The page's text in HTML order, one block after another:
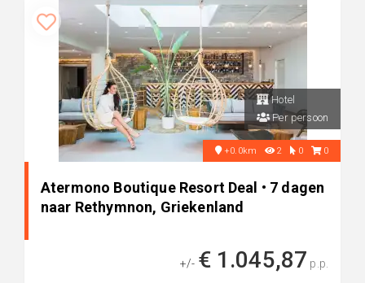
Hotel
Per persoon
+0.0km 2 0 0
Atermono Boutique Resort Deal • 7 dagen
naar Rethymnon, Griekenland
+/- € 1.045,87 p.p.